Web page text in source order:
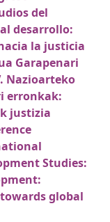
del
desarrollo:
la justicia
Garapenari
Nazioarteko
erronkak:
justizia
Studies:
global